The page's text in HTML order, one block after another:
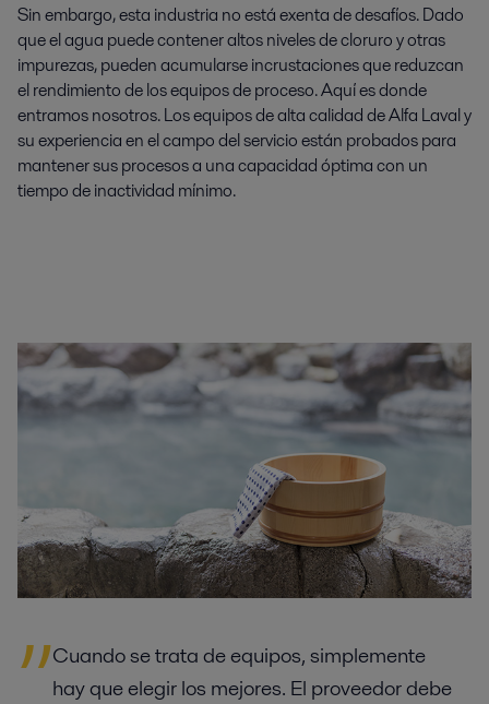
Sin embargo, esta industria no está exenta de desafíos. Dado
que el agua puede contener altos niveles de cloruro y otras
impurezas, pueden acumularse incrustaciones que reduzcan
el rendimiento de los equipos de proceso. Aquí es donde
entramos nosotros. Los equipos de alta calidad de Alfa Laval y
su experiencia en el campo del servicio están probados para
mantener sus procesos a una capacidad óptima con un
tiempo de inactividad mínimo.
Cuando se trata de equipos, simplemente
hay que elegir los mejores. El proveedor debe